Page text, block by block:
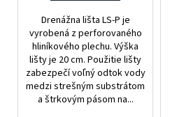
Drenážna lišta LS-P je
vyrobená z perforovaného
hliníkového plechu. Výška
lišty je 20 cm. Použitie lišty
zabezpečí voľný odtok vody
medzi strešným substrátom
a štrkovým pásom na...